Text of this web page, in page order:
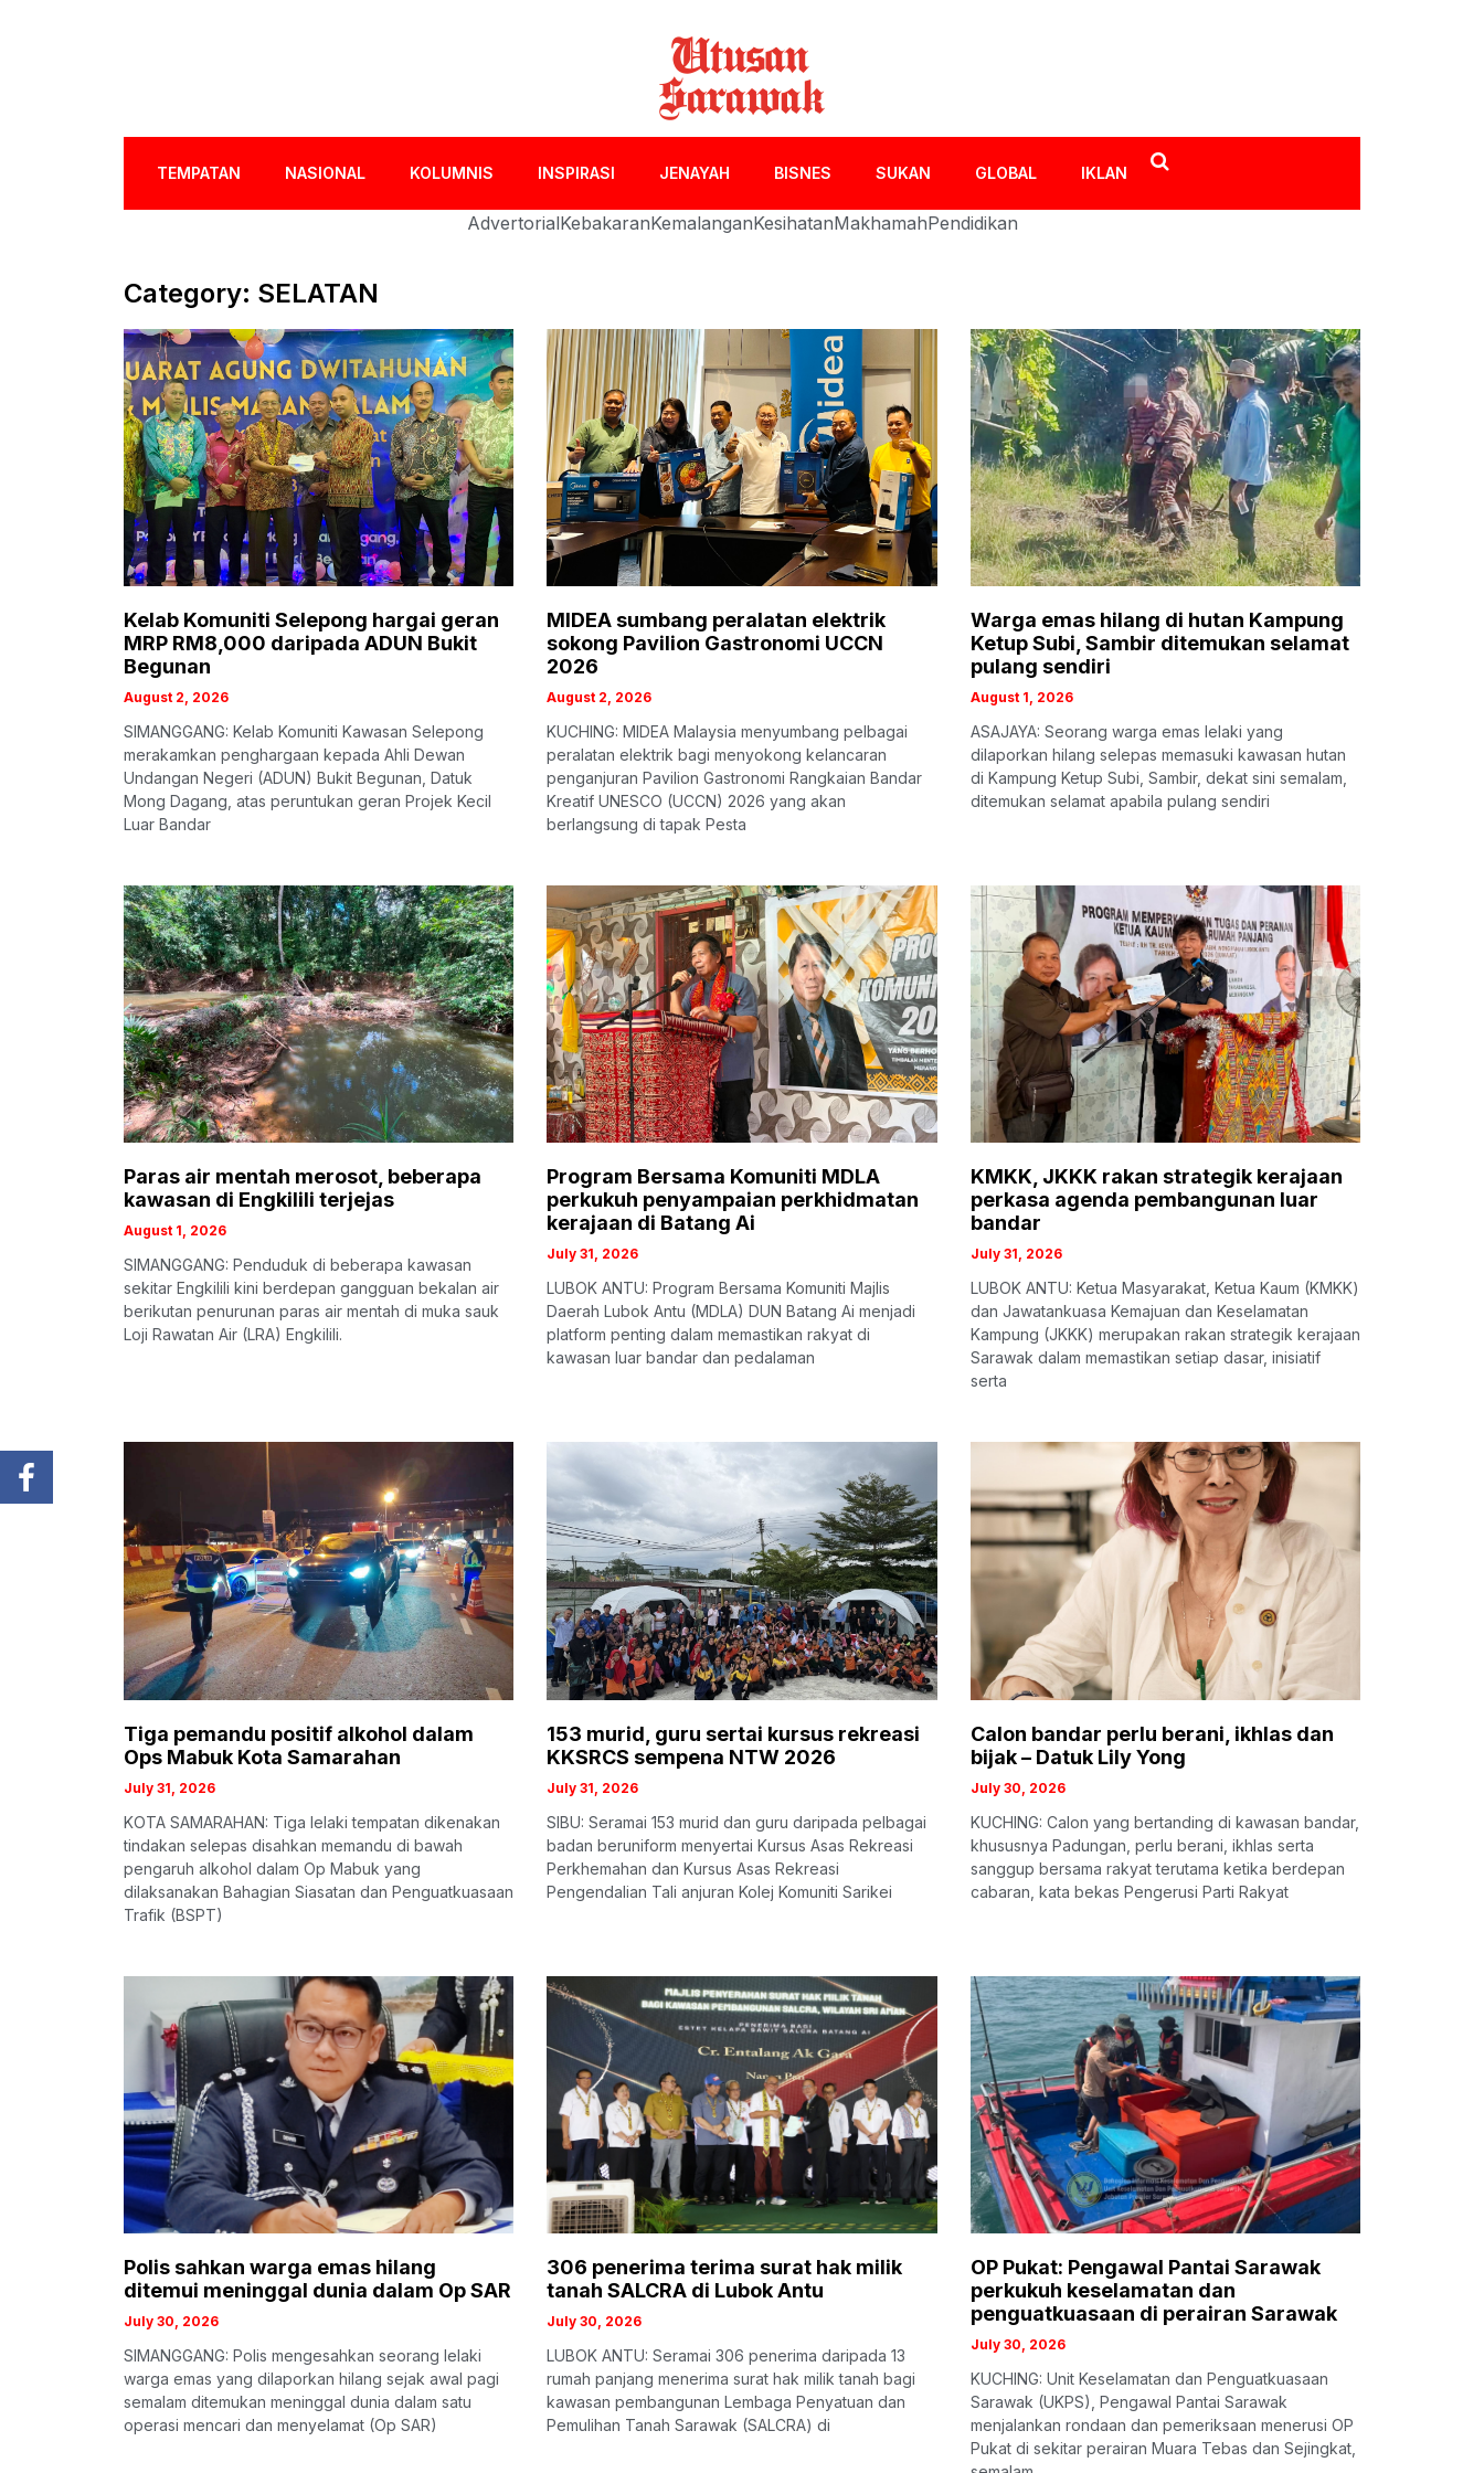
TEMPATAN NASIONAL KOLUMNIS INSPIRASI JENAYAH BISNES SUKAN GLOBAL IKLAN
AdvertorialKebakaranKemalanganKesihatanMakhamahPendidikan
Category: SELATAN
Kelab Komuniti Selepong hargai geran
MRP RM8,000 daripada ADUN Bukit
Begunan
August 2, 2026
SIMANGGANG: Kelab Komuniti Kawasan Selepong
merakamkan penghargaan kepada Ahli Dewan
Undangan Negeri (ADUN) Bukit Begunan, Datuk
Mong Dagang, atas peruntukan geran Projek Kecil
Luar Bandar
MIDEA sumbang peralatan elektrik
sokong Pavilion Gastronomi UCCN
2026
August 2, 2026
KUCHING: MIDEA Malaysia menyumbang pelbagai
peralatan elektrik bagi menyokong kelancaran
penganjuran Pavilion Gastronomi Rangkaian Bandar
Kreatif UNESCO (UCCN) 2026 yang akan
berlangsung di tapak Pesta
Warga emas hilang di hutan Kampung
Ketup Subi, Sambir ditemukan selamat
pulang sendiri
August 1, 2026
ASAJAYA: Seorang warga emas lelaki yang
dilaporkan hilang selepas memasuki kawasan hutan
di Kampung Ketup Subi, Sambir, dekat sini semalam,
ditemukan selamat apabila pulang sendiri
Paras air mentah merosot, beberapa
kawasan di Engkilili terjejas
August 1, 2026
SIMANGGANG: Penduduk di beberapa kawasan
sekitar Engkilili kini berdepan gangguan bekalan air
berikutan penurunan paras air mentah di muka sauk
Loji Rawatan Air (LRA) Engkilili.
Program Bersama Komuniti MDLA
perkukuh penyampaian perkhidmatan
kerajaan di Batang Ai
July 31, 2026
LUBOK ANTU: Program Bersama Komuniti Majlis
Daerah Lubok Antu (MDLA) DUN Batang Ai menjadi
platform penting dalam memastikan rakyat di
kawasan luar bandar dan pedalaman
KMKK, JKKK rakan strategik kerajaan
perkasa agenda pembangunan luar
bandar
July 31, 2026
LUBOK ANTU: Ketua Masyarakat, Ketua Kaum (KMKK)
dan Jawatankuasa Kemajuan dan Keselamatan
Kampung (JKKK) merupakan rakan strategik kerajaan
Sarawak dalam memastikan setiap dasar, inisiatif
serta
Tiga pemandu positif alkohol dalam
Ops Mabuk Kota Samarahan
July 31, 2026
KOTA SAMARAHAN: Tiga lelaki tempatan dikenakan
tindakan selepas disahkan memandu di bawah
pengaruh alkohol dalam Op Mabuk yang
dilaksanakan Bahagian Siasatan dan Penguatkuasaan
Trafik (BSPT)
153 murid, guru sertai kursus rekreasi
KKSRCS sempena NTW 2026
July 31, 2026
SIBU: Seramai 153 murid dan guru daripada pelbagai
badan beruniform menyertai Kursus Asas Rekreasi
Perkhemahan dan Kursus Asas Rekreasi
Pengendalian Tali anjuran Kolej Komuniti Sarikei
Calon bandar perlu berani, ikhlas dan
bijak – Datuk Lily Yong
July 30, 2026
KUCHING: Calon yang bertanding di kawasan bandar,
khususnya Padungan, perlu berani, ikhlas serta
sanggup bersama rakyat terutama ketika berdepan
cabaran, kata bekas Pengerusi Parti Rakyat
Polis sahkan warga emas hilang
ditemui meninggal dunia dalam Op SAR
July 30, 2026
SIMANGGANG: Polis mengesahkan seorang lelaki
warga emas yang dilaporkan hilang sejak awal pagi
semalam ditemukan meninggal dunia dalam satu
operasi mencari dan menyelamat (Op SAR)
306 penerima terima surat hak milik
tanah SALCRA di Lubok Antu
July 30, 2026
LUBOK ANTU: Seramai 306 penerima daripada 13
rumah panjang menerima surat hak milik tanah bagi
kawasan pembangunan Lembaga Penyatuan dan
Pemulihan Tanah Sarawak (SALCRA) di
OP Pukat: Pengawal Pantai Sarawak
perkukuh keselamatan dan
penguatkuasaan di perairan Sarawak
July 30, 2026
KUCHING: Unit Keselamatan dan Penguatkuasaan
Sarawak (UKPS), Pengawal Pantai Sarawak
menjalankan rondaan dan pemeriksaan menerusi OP
Pukat di sekitar perairan Muara Tebas dan Sejingkat,